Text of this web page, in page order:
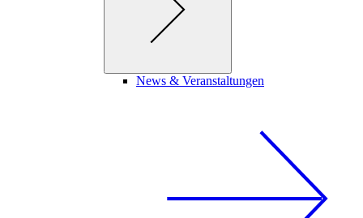
News & Veranstaltungen